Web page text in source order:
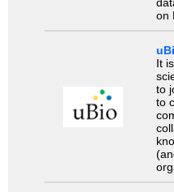
on
It
to
to